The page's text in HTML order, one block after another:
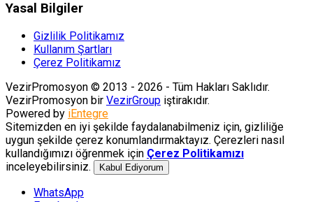
Yasal Bilgiler
Gizlilik Politikamız
Kullanım Şartları
Çerez Politikamız
VezirPromosyon © 2013 - 2026 - Tüm Hakları Saklıdır.
VezirPromosyon bir VezirGroup iştirakıdır.
Powered by iEntegre
Sitemizden en iyi şekilde faydalanabilmeniz için, gizliliğe
uygun şekilde çerez konumlandırmaktayız. Çerezleri nasıl
kullandığımızı öğrenmek için Çerez Politikamızı
inceleyebilirsiniz.
Kabul Ediyorum
WhatsApp